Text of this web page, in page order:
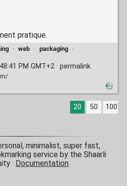
pratique.
· web · packaging
·
PM GMT+2 · permalink
20 50 100
minimalist, super fast,
service by the Shaarli
· Documentation